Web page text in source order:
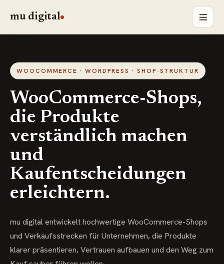
mu digital
WOOCOMMERCE · WORDPRESS · SHOP-STRUKTUR
WooCommerce-Shops,
die Produkte
verständlich machen
und
Kaufentscheidungen
erleichtern.
mu digital entwickelt hochwertige WooCommerce-Shops
und Verkaufsstrecken für Unternehmen, die Produkte
klarer präsentieren, Vertrauen aufbauen und den Weg zum